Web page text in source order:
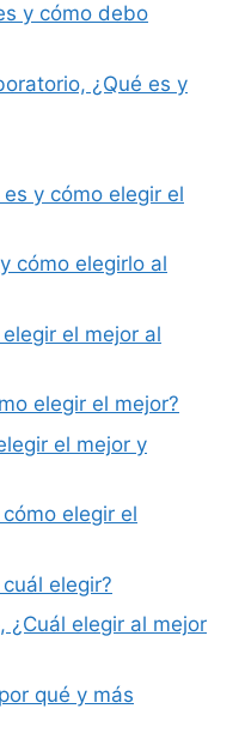
y cómo debo
¿Qué es y
y cómo elegir el
cómo elegirlo al
el mejor al
elegir el mejor?
el mejor y
elegir el
elegir?
¿Cuál elegir al mejor
qué y más